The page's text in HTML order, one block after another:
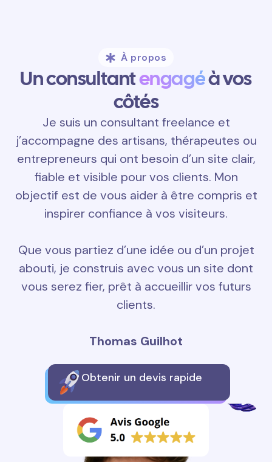
À propos
Un consultantengagéà vos
côtés
Je suis un consultant freelance et
j’accompagne des artisans, thérapeutes ou
entrepreneurs qui ont besoin d’un site clair,
fiable et visible pour vos clients. Mon
objectif est de vous aider à être compris et
inspirer confiance à vos visiteurs.
Que vous partiez d’une idée ou d’un projet
abouti, je construis avec vous un site dont
vous serez fier, prêt à accueillir vos futurs
clients.
Thomas Guilhot
Obtenir un devis rapide